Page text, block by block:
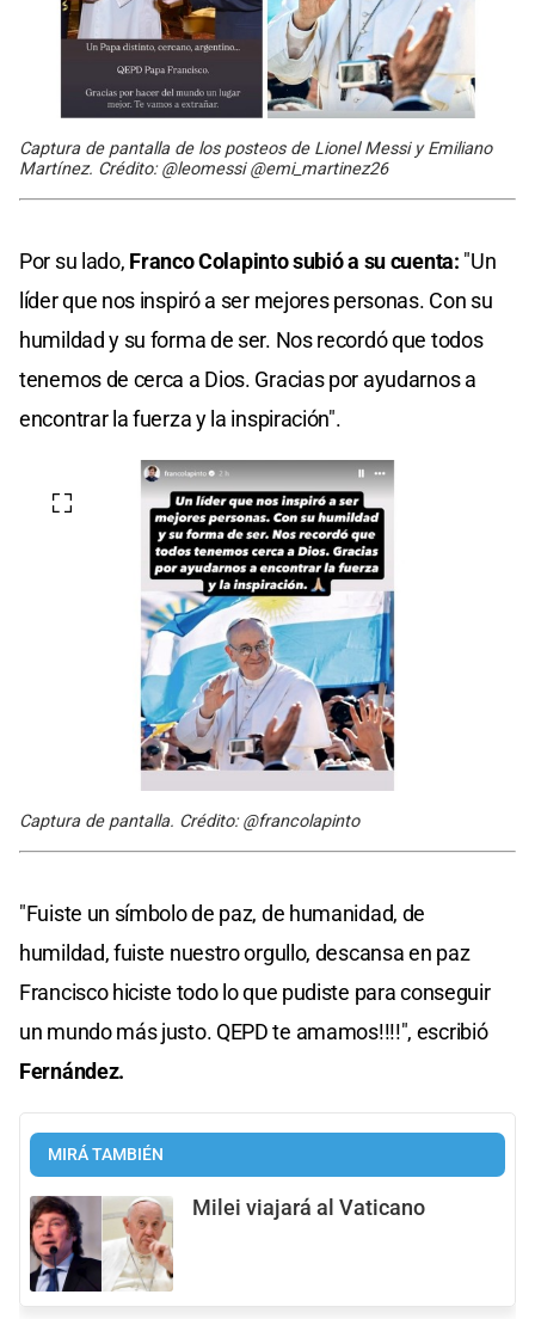
Captura de pantalla de los posteos de Lionel Messi y Emiliano
Martínez. Crédito: @leomessi @emi_martinez26
Por su lado, Franco Colapinto subió a su cuenta: "Un
líder que nos inspiró a ser mejores personas. Con su
humildad y su forma de ser. Nos recordó que todos
tenemos de cerca a Dios. Gracias por ayudarnos a
encontrar la fuerza y la inspiración".
Captura de pantalla. Crédito: @francolapinto
"Fuiste un símbolo de paz, de humanidad, de
humildad, fuiste nuestro orgullo, descansa en paz
Francisco hiciste todo lo que pudiste para conseguir
un mundo más justo. QEPD te amamos!!!!", escribió
Fernández.
MIRÁ TAMBIÉN
Milei viajará al Vaticano